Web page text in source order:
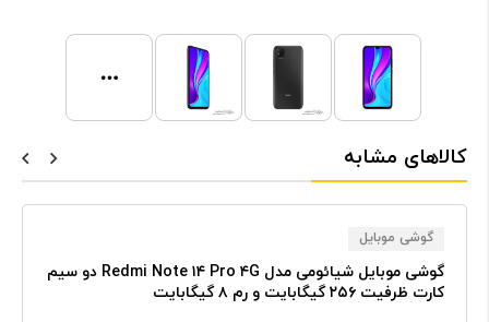
کالاهای مشابه
گوشی موبایل
گوشی موبایل شیائومی مدل Redmi Note ۱۴ Pro ۴G دو سیم
کارت ظرفیت ۲۵۶ گیگابایت و رم ۸ گیگابایت